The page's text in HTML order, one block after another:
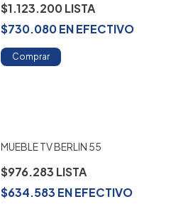
$1.123.200
$730.080ENEFECTIVO
Comprar
MUEBLE TV BERLIN 55
$976.283
$634.583 ENEFECTIVO